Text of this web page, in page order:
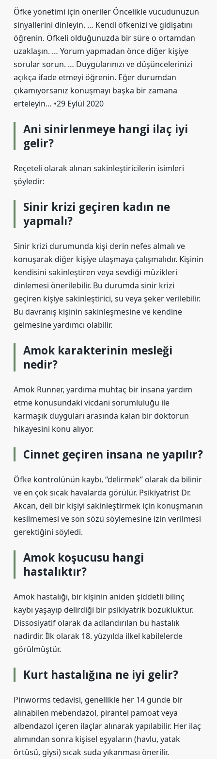
Öfke yönetimi için öneriler Öncelikle vücudunuzun
sinyallerini dinleyin. … Kendi öfkenizi ve gidişatını
öğrenin. Öfkeli olduğunuzda bir süre o ortamdan
uzaklaşın. … Yorum yapmadan önce diğer kişiye
sorular sorun. … Duygularınızı ve düşüncelerinizi
açıkça ifade etmeyi öğrenin. Eğer durumdan
çıkamıyorsanız konuşmayı başka bir zamana
erteleyin… •29 Eylül 2020
Ani sinirlenmeye hangi ilaç iyi
gelir?
Reçeteli olarak alınan sakinleştiricilerin isimleri
şöyledir:
Sinir krizi geçiren kadın ne
yapmalı?
Sinir krizi durumunda kişi derin nefes almalı ve
konuşarak diğer kişiye ulaşmaya çalışmalıdır. Kişinin
kendisini sakinleştiren veya sevdiği müzikleri
dinlemesi önerilebilir. Bu durumda sinir krizi
geçiren kişiye sakinleştirici, su veya şeker verilebilir.
Bu davranış kişinin sakinleşmesine ve kendine
gelmesine yardımcı olabilir.
Amok karakterinin mesleği
nedir?
Amok Runner, yardıma muhtaç bir insana yardım
etme konusundaki vicdani sorumluluğu ile
karmaşık duyguları arasında kalan bir doktorun
hikayesini konu alıyor.
Cinnet geçiren insana ne yapılır?
Öfke kontrolünün kaybı, “delirmek” olarak da bilinir
ve en çok sıcak havalarda görülür. Psikiyatrist Dr.
Akcan, deli bir kişiyi sakinleştirmek için konuşmanın
kesilmemesi ve son sözü söylemesine izin verilmesi
gerektiğini söyledi.
Amok koşucusu hangi
hastalıktır?
Amok hastalığı, bir kişinin aniden şiddetli bilinç
kaybı yaşayıp delirdiği bir psikiyatrik bozukluktur.
Dissosiyatif olarak da adlandırılan bu hastalık
nadirdir. İlk olarak 18. yüzyılda ilkel kabilelerde
görülmüştür.
Kurt hastalığına ne iyi gelir?
Pinworms tedavisi, genellikle her 14 günde bir
alınabilen mebendazol, pirantel pamoat veya
albendazol içeren ilaçlar alınarak yapılabilir. Her ilaç
alımından sonra kişisel eşyaların (havlu, yatak
örtüsü, giysi) sıcak suda yıkanması önerilir.